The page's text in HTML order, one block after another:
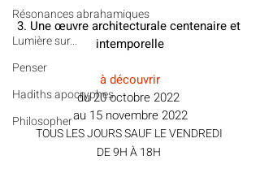
Résonances abrahamiques
Lumière sur...
Penser
Hadiths apocryphes
Philosopher
3. Une œuvre architecturale centenaire et
intemporelle
à découvrir
du 20 octobre 2022
au 15 novembre 2022
TOUS LES JOURS SAUF LE VENDREDI
DE 9H À 18H